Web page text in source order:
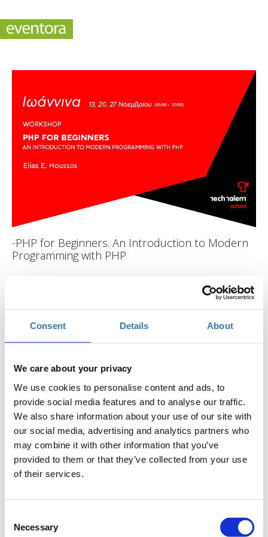
Consent Details About
We care about your privacy
We use cookies to personalise content and ads, to
provide social media features and to analyse our traffic.
We also share information about your use of our site with
our social media, advertising and analytics partners who
may combine it with other information that you’ve
provided to them or that they’ve collected from your use
of their services.
Selection
Necessary
-PHP for Beginners. An Introduction to Modern
Programming with PHP
-
Δευτέρα, 27 Νοεμβρίου 2017
ISON Ιωαννίνων, Ιωάννινα
Συμμετοχή Η περίοδος εγγραφών έχει λήξει.
σχεδιασμένη για web development. Κατά τη διάρκεια